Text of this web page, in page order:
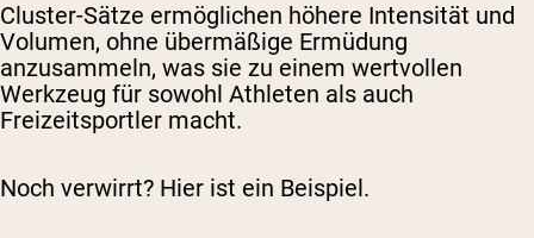
Cluster-Sätze ermöglichen höhere Intensität und
Volumen, ohne übermäßige Ermüdung
anzusammeln, was sie zu einem wertvollen
Werkzeug für sowohl Athleten als auch
Freizeitsportler macht.
Noch verwirrt? Hier ist ein Beispiel.